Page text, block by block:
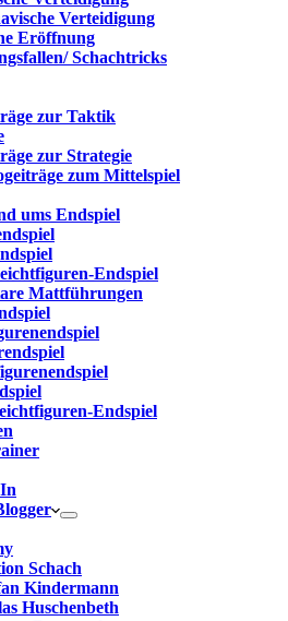
Verteidigung
Eröffnung
Schachtricks
zur Taktik
zur Strategie
zum Mittelspiel
ums Endspiel
Endspiel
Mattführungen
Endspiel
Schach
Kindermann
Huschenbeth